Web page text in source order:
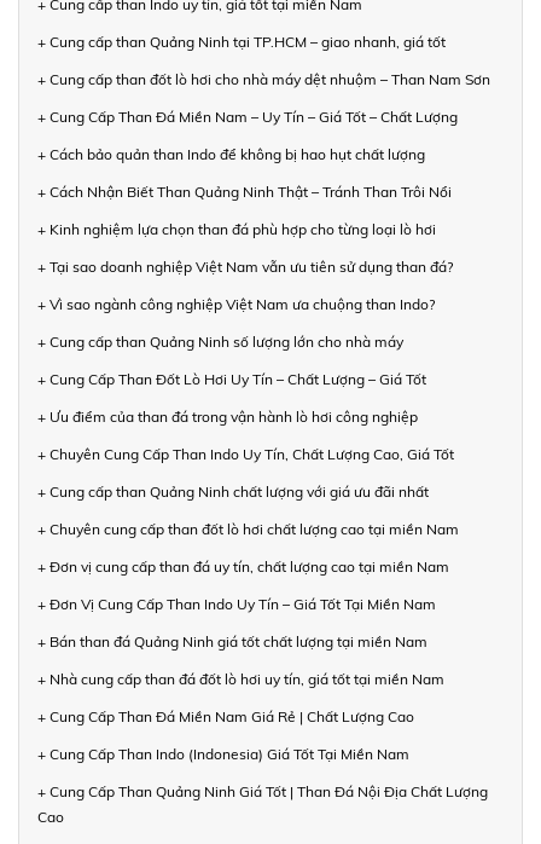
+ Cung cấp than Indo uy tín, giá tốt tại miền Nam
+ Cung cấp than Quảng Ninh tại TP.HCM – giao nhanh, giá tốt
+ Cung cấp than đốt lò hơi cho nhà máy dệt nhuộm – Than Nam Sơn
+ Cung Cấp Than Đá Miền Nam – Uy Tín – Giá Tốt – Chất Lượng
+ Cách bảo quản than Indo để không bị hao hụt chất lượng
+ Cách Nhận Biết Than Quảng Ninh Thật – Tránh Than Trôi Nổi
+ Kinh nghiệm lựa chọn than đá phù hợp cho từng loại lò hơi
+ Tại sao doanh nghiệp Việt Nam vẫn ưu tiên sử dụng than đá?
+ Vì sao ngành công nghiệp Việt Nam ưa chuộng than Indo?
+ Cung cấp than Quảng Ninh số lượng lớn cho nhà máy
+ Cung Cấp Than Đốt Lò Hơi Uy Tín – Chất Lượng – Giá Tốt
+ Ưu điểm của than đá trong vận hành lò hơi công nghiệp
+ Chuyên Cung Cấp Than Indo Uy Tín, Chất Lượng Cao, Giá Tốt
+ Cung cấp than Quảng Ninh chất lượng với giá ưu đãi nhất
+ Chuyên cung cấp than đốt lò hơi chất lượng cao tại miền Nam
+ Đơn vị cung cấp than đá uy tín, chất lượng cao tại miền Nam
+ Đơn Vị Cung Cấp Than Indo Uy Tín – Giá Tốt Tại Miền Nam
+ Bán than đá Quảng Ninh giá tốt chất lượng tại miền Nam
+ Nhà cung cấp than đá đốt lò hơi uy tín, giá tốt tại miền Nam
+ Cung Cấp Than Đá Miền Nam Giá Rẻ | Chất Lượng Cao
+ Cung Cấp Than Indo (Indonesia) Giá Tốt Tại Miền Nam
+ Cung Cấp Than Quảng Ninh Giá Tốt | Than Đá Nội Địa Chất Lượng
Cao